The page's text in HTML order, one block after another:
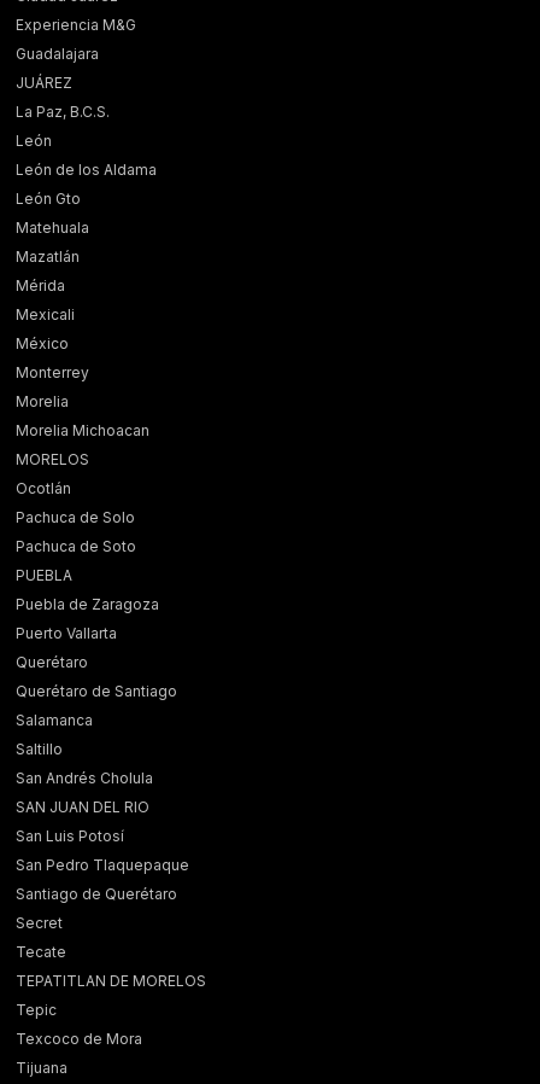
Experiencia M&G
Guadalajara
JUÁREZ
La Paz, B.C.S.
León
León de los Aldama
León Gto
Matehuala
Mazatlán
Mérida
Mexicali
México
Monterrey
Morelia
Morelia Michoacan
MORELOS
Ocotlán
Pachuca de Solo
Pachuca de Soto
PUEBLA
Puebla de Zaragoza
Puerto Vallarta
Querétaro
Querétaro de Santiago
Salamanca
Saltillo
San Andrés Cholula
SAN JUAN DEL RIO
San Luis Potosí
San Pedro Tlaquepaque
Santiago de Querétaro
Secret
Tecate
TEPATITLAN DE MORELOS
Tepic
Texcoco de Mora
Tijuana